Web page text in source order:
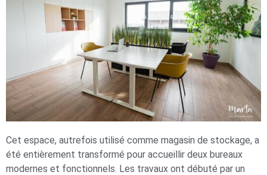
Cet espace, autrefois utilisé comme magasin de stockage, a
été entièrement transformé pour accueillir deux bureaux
modernes et fonctionnels. Les travaux ont débuté par un